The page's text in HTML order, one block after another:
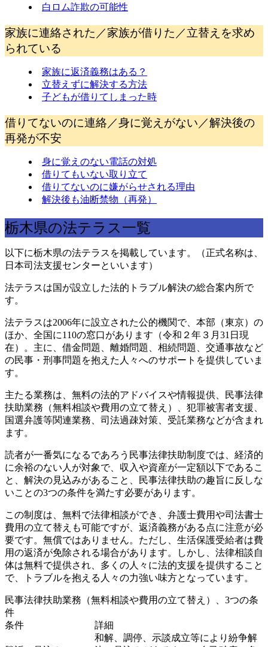
白ロム詐欺の可能性
家族に連絡された／家族が借りた／立替えを求め
られている
家族に返済義務はある？
立替えずに解決する方法
子どもが借りてしまった時
借りてないのに連絡／身に覚えがない／解決後の
再発が不安
身に覚えのない電話の対処
借りてもいない取り立て
借りてないのに嫌がらせされる理由
解決後も油断禁物（再発）
栃木県の法テラス一覧
以下に栃木県の法テラスを掲載しています。（正式名称は、
日本司法支援センターといいます）
法テラスは国が設立した法的トラブル解決の総合案内所で
す。
法テラスは2006年に設立された公的機関で、本部（東京）の
ほか、全国に110の窓口があります（令和２年３月31日現
在）。主に、借金問題、離婚問題、相続問題、交通事故など
の民事・刑事問題を抱えた人々へのサポートを提供していま
す。
主たる業務は、無料の法的アドバイスや情報提供、民事法律
扶助業務（無料相談や費用の立て替え）、犯罪被害者支援、
国選弁護等関連業務、司法過疎対策、受託業務などが含まれ
ます。
読者が一番気になるであろう民事法律扶助制度では、経済的
に余裕のない人が対象で、収入や資産が一定額以下であるこ
と、解決の見込みがあること、民事法律扶助の趣旨に反しな
いことの3つの条件を満たす必要があります。
この制度は、無料で法律相談ができ、弁護士費用や司法書士
費用の立て替えも可能ですが、返済義務がある点に注意が必
要です。無償ではありません。ただし、生活保護受給者は費
用の返済が免除される場合があります。しかし、法律相談自
体は無料で提供され、多くの人々に法的支援を提供すること
で、トラブルを抱える人々の力強い味方となっています。
民事法律扶助業務（無料相談や費用の立て替え）、3つの条
件
条件
詳細
和解、調停、示談成立等により紛争解